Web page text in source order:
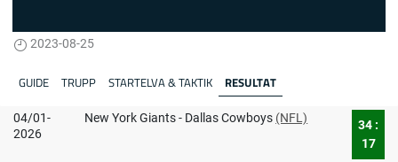
2023-08-25
GUIDE TRUPP STARTELVA & TAKTIK RESULTAT
04/01-
2026
New York Giants - Dallas Cowboys (NFL)
34 :
17